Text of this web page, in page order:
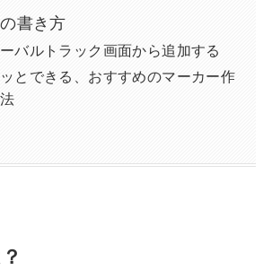
書き方
バルトラック画面から追加する
とできる、おすすめのマーカー作